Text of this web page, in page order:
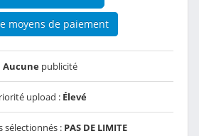
moyens de paiement
Aucunepublicité
upload : Élevé
sélectionnés : PAS DE LIMITE